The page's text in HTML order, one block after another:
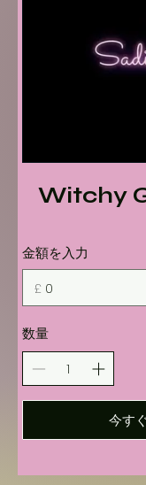
Witchy
金額を入力
£
数量
今す